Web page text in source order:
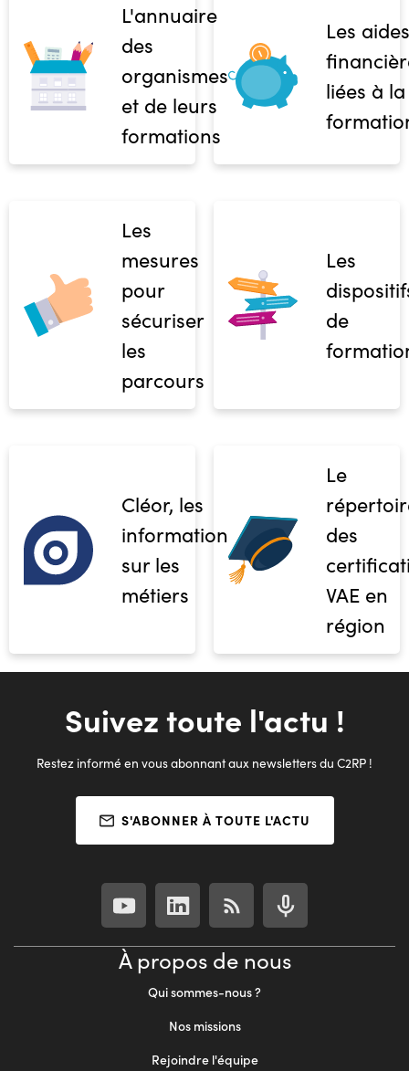
L'annuaire
des
organismes
et de leurs
formations
Les aides
liées à la
Les
mesures
pour
sécuriser
les
parcours
Les
de
Cléor, les
informations
sur les
métiers
Le
des
VAE en
région
Suivez toute l'actu !
Restez informé en vous abonnant aux newsletters du C2RP !
S'ABONNER À TOUTE L'ACTU
À propos de nous
Qui sommes-nous ?
Nos missions
Rejoindre l'équipe